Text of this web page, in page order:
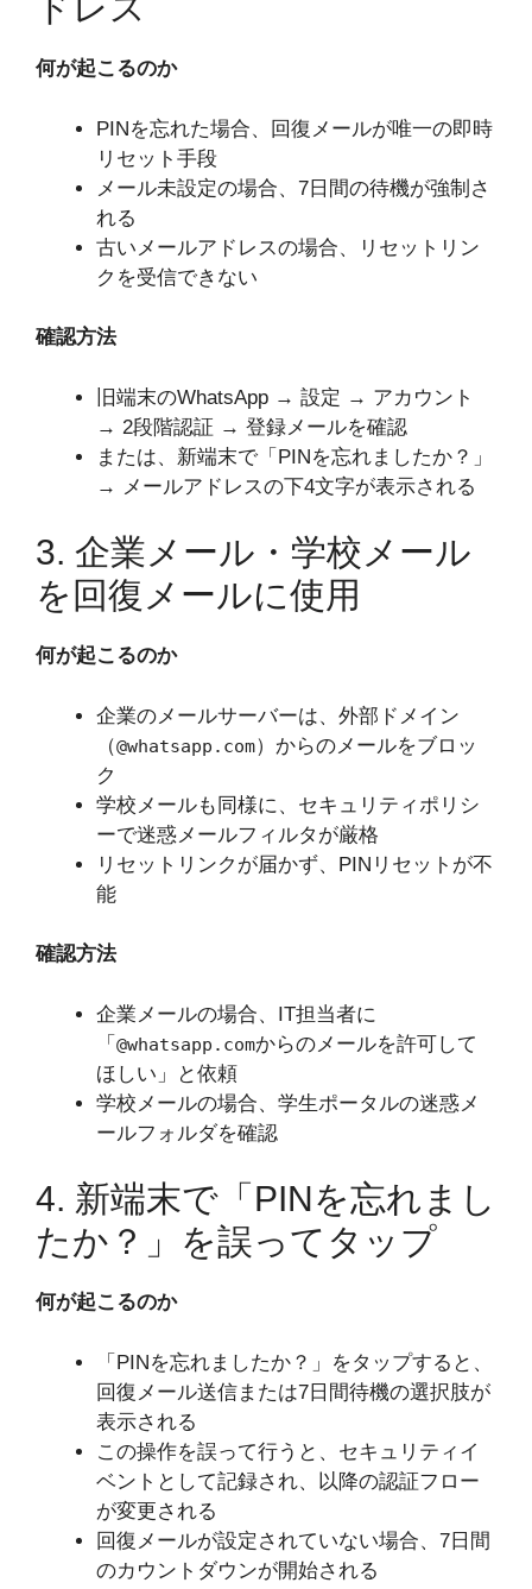
ドレス
何が起こるのか
PINを忘れた場合、回復メールが唯一の即時
リセット手段
メール未設定の場合、7日間の待機が強制さ
れる
古いメールアドレスの場合、リセットリン
クを受信できない
確認方法
旧端末のWhatsApp → 設定 → アカウント
→ 2段階認証 → 登録メールを確認
または、新端末で「PINを忘れましたか？」
→ メールアドレスの下4文字が表示される
3. 企業メール・学校メール
を回復メールに使用
何が起こるのか
企業のメールサーバーは、外部ドメイン
（@whatsapp.com）からのメールをブロッ
ク
学校メールも同様に、セキュリティポリシ
ーで迷惑メールフィルタが厳格
リセットリンクが届かず、PINリセットが不
能
確認方法
企業メールの場合、IT担当者に
「 @whatsapp.comからのメールを許可して
ほしい」と依頼
学校メールの場合、学生ポータルの迷惑メ
ールフォルダを確認
4. 新端末で「PINを忘れまし
たか？」を誤ってタップ
何が起こるのか
「PINを忘れましたか？」をタップすると、
回復メール送信または7日間待機の選択肢が
表示される
この操作を誤って行うと、セキュリティイ
ベントとして記録され、以降の認証フロー
が変更される
回復メールが設定されていない場合、7日間
のカウントダウンが開始される